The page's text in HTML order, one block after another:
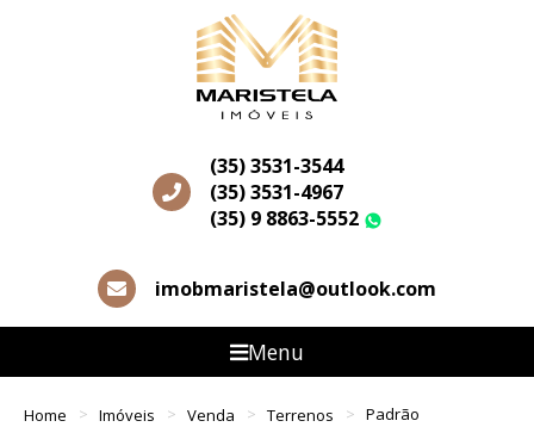
(35) 3531-3544
(35) 3531-4967
(35) 9 8863-5552
imobmaristela@outlook.com
Menu
Home Imóveis Venda Terrenos Padrão